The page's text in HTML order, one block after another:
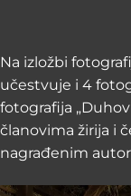
Na izložbi
učestvuje i 4
fotografija
članovima žirija i
nagrađenim